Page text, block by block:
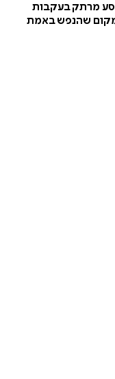
מרתק בעקבות
מקום שהנפש באמת